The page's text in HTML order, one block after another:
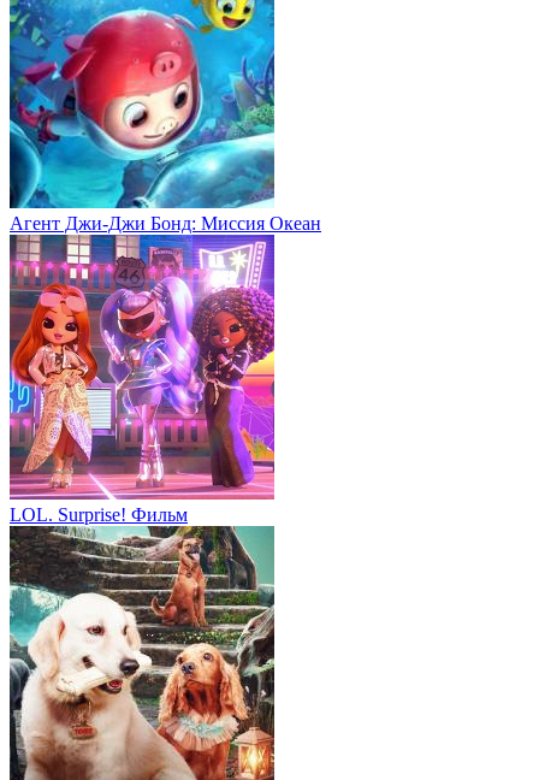
Агент Джи-Джи Бонд: Миссия Океан
LOL. Surprise! Фильм